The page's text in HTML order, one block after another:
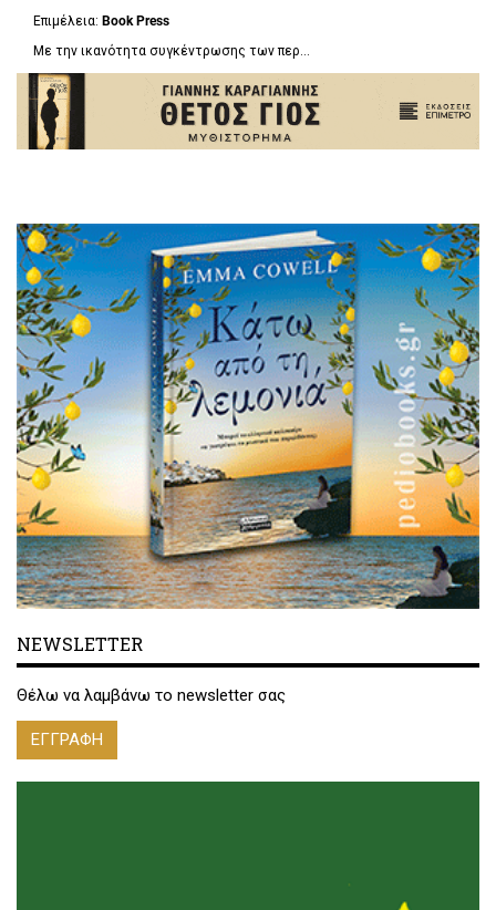
Επιμέλεια: Book Press
Με την ικανότητα συγκέντρωσης των περ...
NEWSLETTER
Θέλω να λαμβάνω το newsletter σας
ΕΓΓΡΑΦΗ